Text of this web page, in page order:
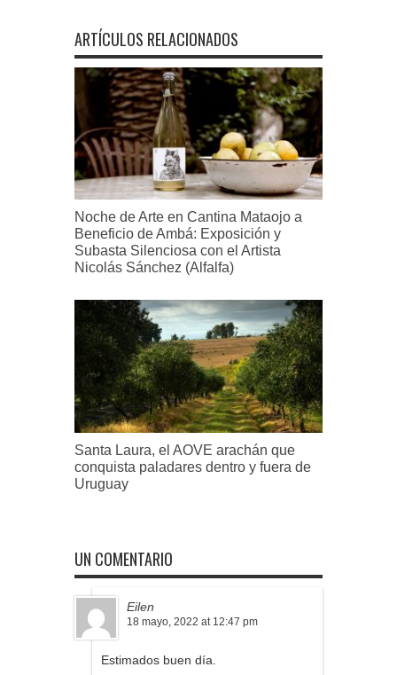
ARTÍCULOS RELACIONADOS
Noche de Arte en Cantina Mataojo a
Beneficio de Ambá: Exposición y
Subasta Silenciosa con el Artista
Nicolás Sánchez (Alfalfa)
Santa Laura, el AOVE arachán que
conquista paladares dentro y fuera de
Uruguay
UN COMENTARIO
Eilen
18 mayo, 2022 at 12:47 pm
Estimados buen día.